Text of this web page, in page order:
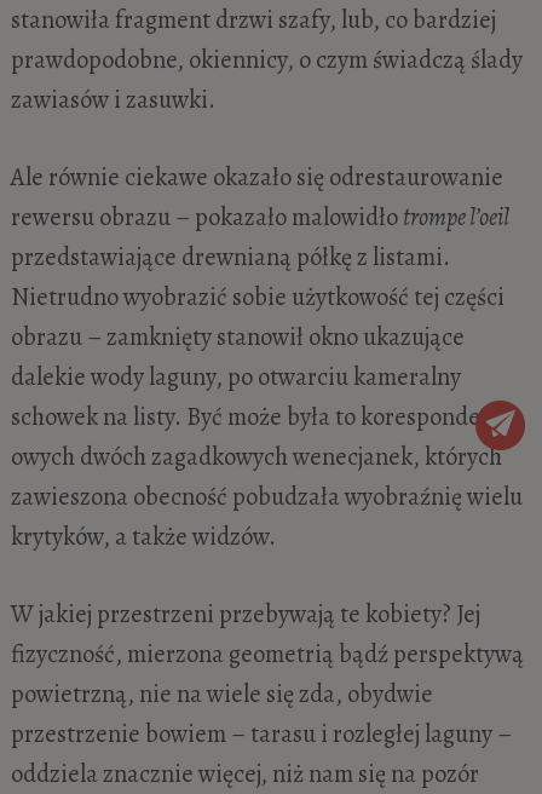
stanowiła fragment drzwi szafy, lub, co bardziej
prawdopodobne, okiennicy, o czym świadczą ślady
zawiasów i zasuwki.
Ale równie ciekawe okazało się odrestaurowanie
rewersu obrazu – pokazało malowidłotrompe l’oeil
przedstawiające drewnianą półkę z listami.
Nietrudno wyobrazić sobie użytkowość tej części
obrazu – zamknięty stanowił okno ukazujące
dalekie wody laguny, po otwarciu kameralny
schowek na listy. Być może była to korespondencja
owych dwóch zagadkowych wenecjanek, których
zawieszona obecność pobudzała wyobraźnię wielu
krytyków, a także widzów.
W jakiej przestrzeni przebywają te kobiety? Jej
fizyczność, mierzona geometrią bądź perspektywą
powietrzną, nie na wiele się zda, obydwie
przestrzenie bowiem – tarasu i rozległej laguny –
oddziela znacznie więcej, niż nam się na pozór